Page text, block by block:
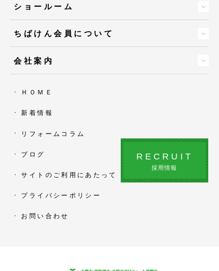
ショールーム
ちばけん会員について
会社案内
ＨＯＭＥ
新着情報
リフォームコラム
ブログ
サイトのご利用にあたって
プライバシーポリシー
お問い合わせ
RECRUIT
採用情報